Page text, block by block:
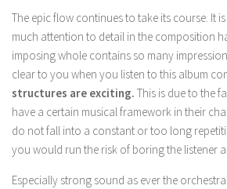
The epic flow continues to take its course. It
much attention to detail in the composition
imposing whole contains so many
clear to you when you listen to this album
structures are exciting. This is due to the
have a certain musical framework in their
do not fall into a constant or too long
you would run the risk of boring the listener
Especially strong sound as ever the